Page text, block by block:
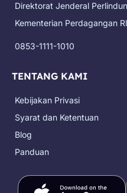
o
k
r
a
Direktorat Jenderal
Kementerian Perdagangan RI
0853-1111-1010
TENTANG KAMI
Kebijakan Privasi
Syarat dan Ketentuan
Blog
Panduan